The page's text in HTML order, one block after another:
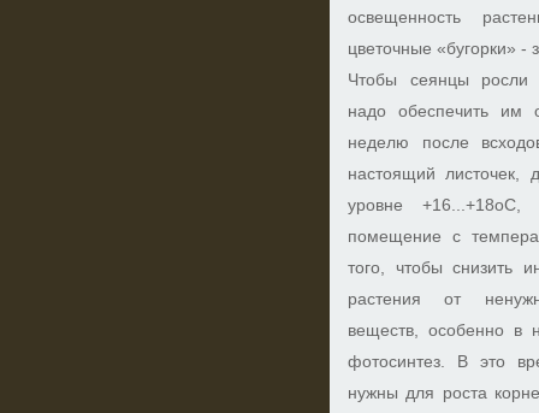
освещенность
цветочные «бугорки» -
Чтобы сеянцы росли
надо обеспечить им
неделю после
настоящий листочек,
уровне
помещение с
того, чтобы снизить
растения от
веществ, особенно в
фотосинтез. В это
нужны для роста